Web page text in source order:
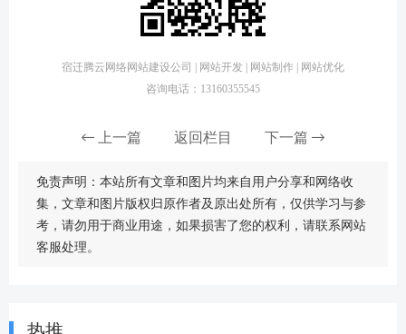
宿迁腾云网络网站建设公司 | 网站开发 | 网站制作 | 网站优化
咨询电话：13160355545
上一篇 返回栏目 下一篇
免责声明：本站所有文章和图片均来自用户分享和网络收
集，文章和图片版权归原作者及原出处所有，仅供学习与参
考，请勿用于商业用途，如果损害了您的权利，请联系网站
客服处理。
热推